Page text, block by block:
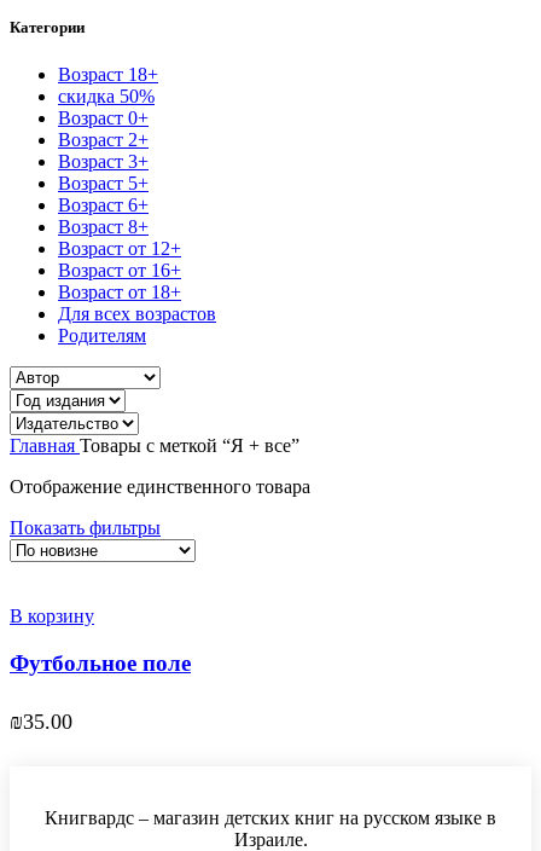
Категории
Возраст 18+
скидка 50%
Возраст 0+
Возраст 2+
Возраст 3+
Возраст 5+
Возраст 6+
Возраст 8+
Возраст от 12+
Возраст от 16+
Возраст от 18+
Для всех возрастов
Родителям
Главная Товары с меткой “Я + все”
Отображение единственного товара
Показать фильтры
В корзину
Футбольное поле
₪35.00
Книгвардс – магазин детских книг на русском языке в
Израиле.